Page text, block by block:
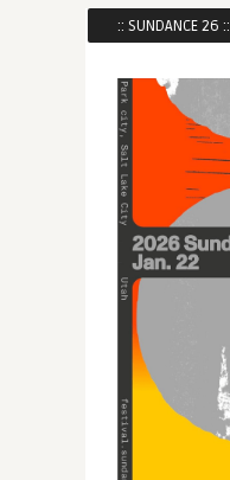
:: SUNDANCE 26 ::